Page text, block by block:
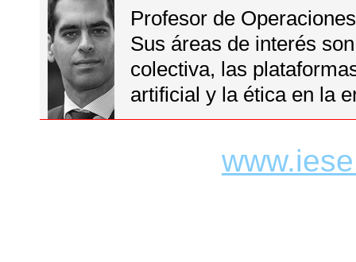
Profesor de
Sus áreas de interés
colectiva, las
artificial y la ética en la